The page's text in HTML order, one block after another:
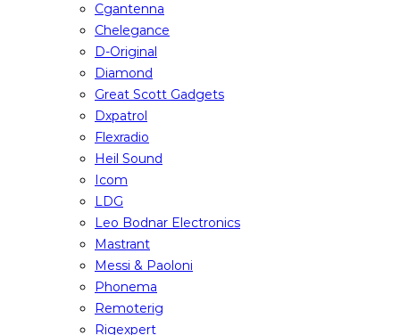
Cgantenna
Chelegance
D-Original
Diamond
Great Scott Gadgets
Dxpatrol
Flexradio
Heil Sound
Icom
LDG
Leo Bodnar Electronics
Mastrant
Messi & Paoloni
Phonema
Remoterig
Rigexpert